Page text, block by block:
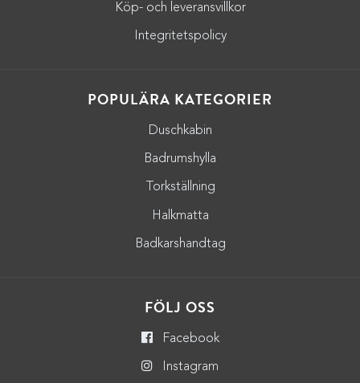
Köp- och leveransvillkor
Integritetspolicy
POPULÄRA KATEGORIER
Duschkabin
Badrumshylla
Torkställning
Halkmatta
Badkarshandtag
FÖLJ OSS
Facebook
Instagram